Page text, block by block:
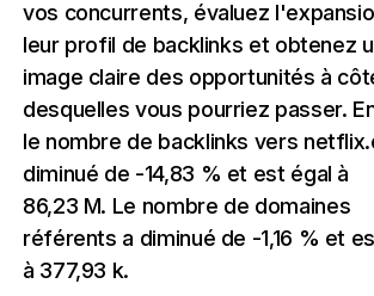
vos concurrents, évaluez
leur profil de backlinks et obtenez
image claire des opportunités à
desquelles vous pourriez passer.
le nombre de backlinks vers
diminué de -14,83 % et est égal à
86,23 M. Le nombre de domaines
référents a diminué de -1,16 % et
à 377,93 k.